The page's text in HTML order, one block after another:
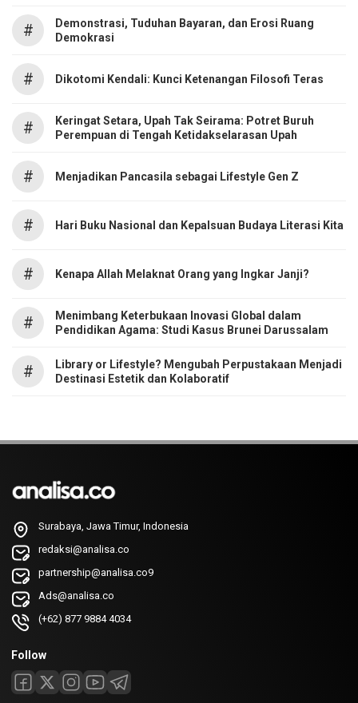
#
Demonstrasi, Tuduhan Bayaran, dan Erosi Ruang
Demokrasi
# Dikotomi Kendali: Kunci Ketenangan Filosofi Teras
#
Keringat Setara, Upah Tak Seirama: Potret Buruh
Perempuan di Tengah Ketidakselarasan Upah
# Menjadikan Pancasila sebagai Lifestyle Gen Z
# Hari Buku Nasional dan Kepalsuan Budaya Literasi Kita
# Kenapa Allah Melaknat Orang yang Ingkar Janji?
#
Menimbang Keterbukaan Inovasi Global dalam
Pendidikan Agama: Studi Kasus Brunei Darussalam
#
Library or Lifestyle? Mengubah Perpustakaan Menjadi
Destinasi Estetik dan Kolaboratif
Surabaya, Jawa Timur, Indonesia
redaksi@analisa.co
partnership@analisa.co9
Ads@analisa.co
(+62) 877 9884 4034
Follow